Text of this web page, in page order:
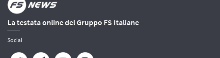
La testata online del Gruppo FS Italiane
Social